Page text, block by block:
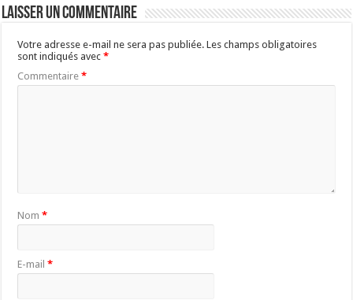
Laisser un commentaire
Votre adresse e-mail ne sera pas publiée. Les champs obligatoires
sont indiqués avec*
Commentaire*
Nom*
E-mail*